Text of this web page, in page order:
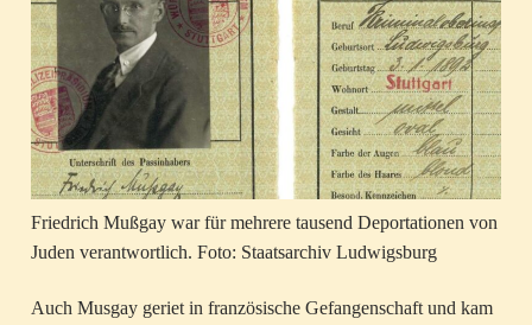
Friedrich Mußgay war für mehrere tausend Deportationen von
Juden verantwortlich. Foto: Staatsarchiv Ludwigsburg
Auch Musgay geriet in französische Gefangenschaft und kam